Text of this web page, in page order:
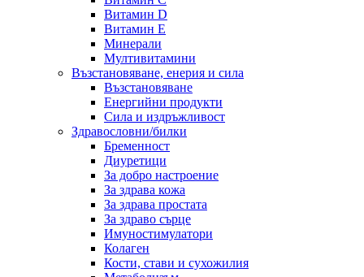
Витамин D
Витамин E
Минерали
Мултивитамини
Възстановяване, енерия и сила
Възстановяване
Енергийни продукти
Сила и издръжливост
Здравословни/билки
Бременност
Диуретици
За добро настроение
За здрава кожа
За здрава простата
За здраво сърце
Имуностимулатори
Колаген
Кости, стави и сухожилия